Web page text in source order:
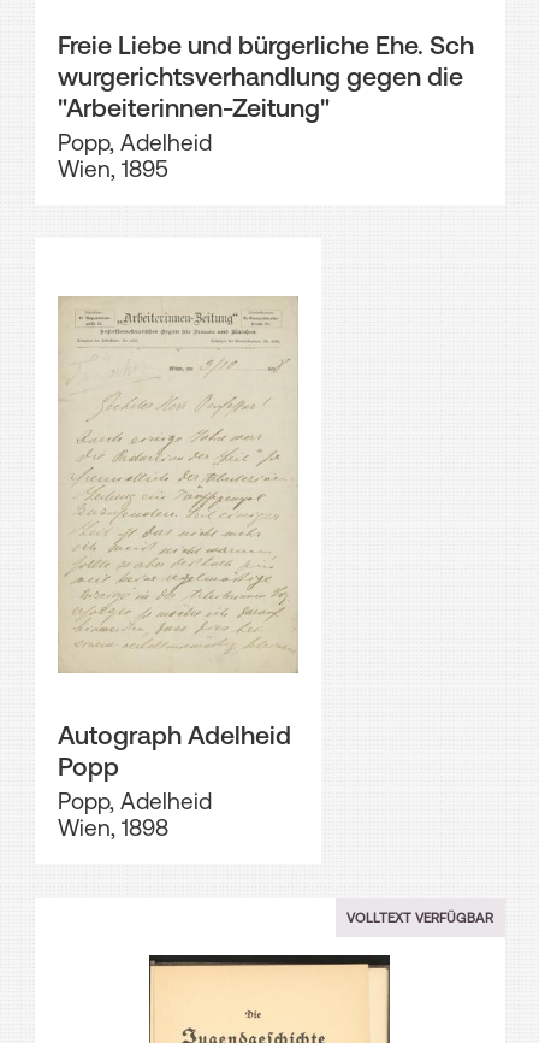
Freie Liebe und bürgerliche Ehe. Sch
wurgerichtsverhandlung gegen die
"Arbeiterinnen-Zeitung"
Popp, Adelheid
Wien, 1895
Autograph Adelheid
Popp
Popp, Adelheid
Wien, 1898
VOLLTEXT VERFÜGBAR